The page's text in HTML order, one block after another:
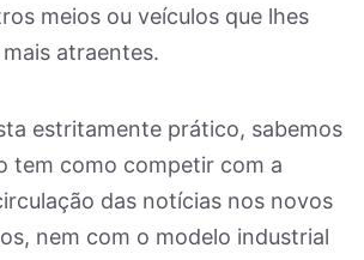
meios ou veículos que lhes
atraentes.
estritamente prático, sabemos
tem como competir com a
das notícias nos novos
nem com o modelo industrial